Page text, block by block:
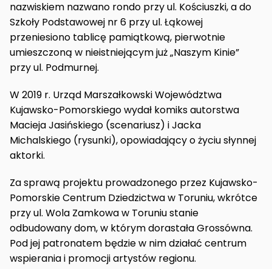
nazwiskiem nazwano rondo przy ul. Kościuszki, a do
Szkoły Podstawowej nr 6 przy ul. Łąkowej
przeniesiono tablicę pamiątkową, pierwotnie
umieszczoną w nieistniejącym już „Naszym Kinie”
przy ul. Podmurnej.
W 2019 r. Urząd Marszałkowski Województwa
Kujawsko-Pomorskiego wydał komiks autorstwa
Macieja Jasińskiego (scenariusz) i Jacka
Michalskiego (rysunki), opowiadający o życiu słynnej
aktorki.
Za sprawą projektu prowadzonego przez Kujawsko-
Pomorskie Centrum Dziedzictwa w Toruniu, wkrótce
przy ul. Wola Zamkowa w Toruniu stanie
odbudowany dom, w którym dorastała Grossówna.
Pod jej patronatem będzie w nim działać centrum
wspierania i promocji artystów regionu.